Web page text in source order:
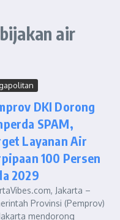
air
DKI Dorong
SPAM,
Layanan Air
100 Persen
2029
Jakarta –
Provinsi (Pemprov)
mendorong